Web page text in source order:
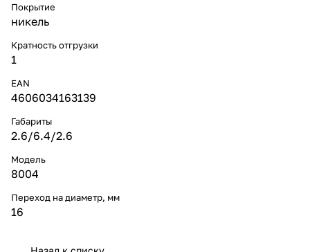
Покрытие
никель
Кратность отгрузки
1
EAN
4606034163139
Габариты
2.6/6.4/2.6
Модель
8004
Переход на диаметр, мм
16